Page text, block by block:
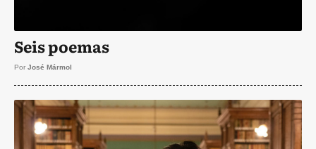
Seis poemas
Por José Mármol